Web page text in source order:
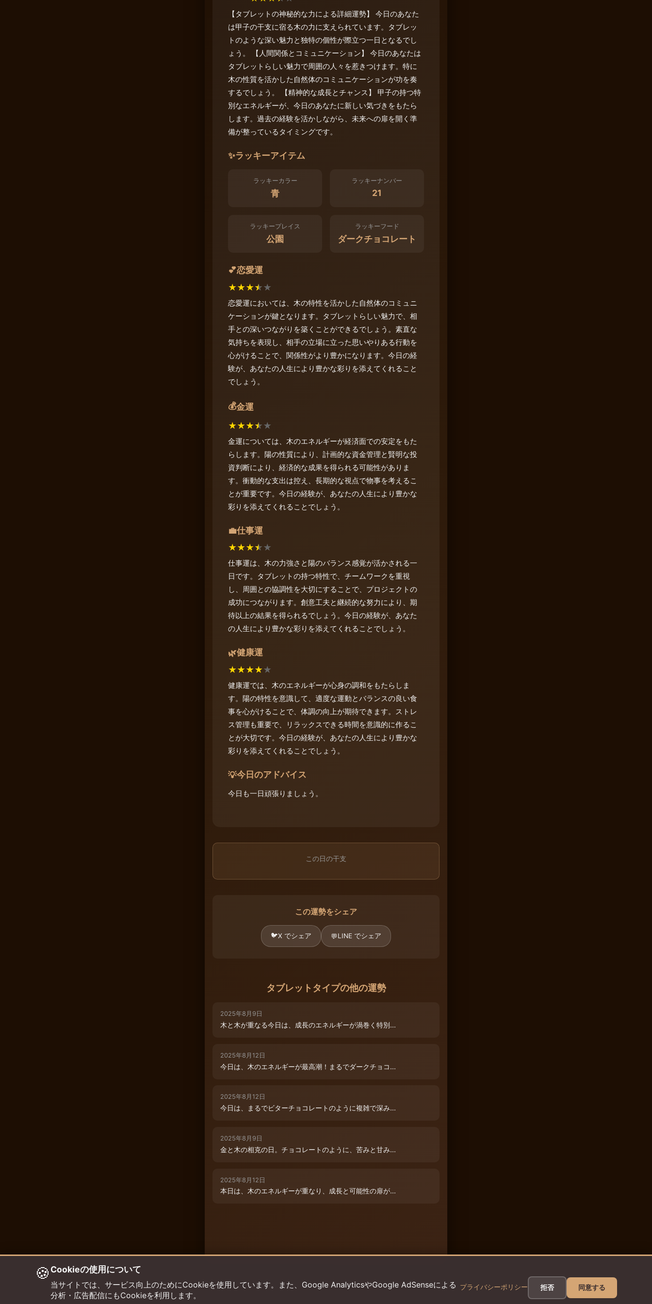
【タブレットの神秘的な力による詳細運勢】 今日のあなた
は甲子の干支に宿る木の力に支えられています。タブレッ
トのような深い魅力と独特の個性が際立つ一日となるでし
ょう。 【人間関係とコミュニケーション】 今日のあなたは
タブレットらしい魅力で周囲の人々を惹きつけます。特に
木の性質を活かした自然体のコミュニケーションが功を奏
するでしょう。 【精神的な成長とチャンス】 甲子の持つ特
別なエネルギーが、今日のあなたに新しい気づきをもたら
します。過去の経験を活かしながら、未来への扉を開く準
備が整っているタイミングです。
✨ラッキーアイテム
ラッキーカラー
青
ラッキーナンバー
21
ラッキープレイス
公園
ラッキーフード
ダークチョコレート
💕恋愛運
★★★★★
恋愛運においては、木の特性を活かした自然体のコミュニ
ケーションが鍵となります。タブレットらしい魅力で、相
手との深いつながりを築くことができるでしょう。素直な
気持ちを表現し、相手の立場に立った思いやりある行動を
心がけることで、関係性がより豊かになります。今日の経
験が、あなたの人生により豊かな彩りを添えてくれること
でしょう。
💰金運
★★★★★
金運については、木のエネルギーが経済面での安定をもた
らします。陽の性質により、計画的な資金管理と賢明な投
資判断により、経済的な成果を得られる可能性がありま
す。衝動的な支出は控え、長期的な視点で物事を考えるこ
とが重要です。今日の経験が、あなたの人生により豊かな
彩りを添えてくれることでしょう。
💼仕事運
★★★★★
仕事運は、木の力強さと陽のバランス感覚が活かされる一
日です。タブレットの持つ特性で、チームワークを重視
し、周囲との協調性を大切にすることで、プロジェクトの
成功につながります。創意工夫と継続的な努力により、期
待以上の結果を得られるでしょう。今日の経験が、あなた
の人生により豊かな彩りを添えてくれることでしょう。
🌿健康運
★★★★★
健康運では、木のエネルギーが心身の調和をもたらしま
す。陽の特性を意識して、適度な運動とバランスの良い食
事を心がけることで、体調の向上が期待できます。ストレ
ス管理も重要で、リラックスできる時間を意識的に作るこ
とが大切です。今日の経験が、あなたの人生により豊かな
彩りを添えてくれることでしょう。
💡今日のアドバイス
今日も一日頑張りましょう。
この日の干支
この運勢をシェア
🐦X でシェア 💬LINE でシェア
タブレットタイプの他の運勢
2025年8月9日
木と木が重なる今日は、成長のエネルギーが渦巻く特別...
2025年8月12日
今日は、木のエネルギーが最高潮！まるでダークチョコ...
2025年8月12日
今日は、まるでビターチョコレートのように複雑で深み...
2025年8月9日
金と木の相克の日。チョコレートのように、苦みと甘み...
2025年8月12日
本日は、木のエネルギーが重なり、成長と可能性の扉が...
🍪 Cookieの使用について
当サイトでは、サービス向上のためにCookieを使用しています。また、Google AnalyticsやGoogle AdSenseによる
分析・広告配信にもCookieを利用します。
プライバシーポリシー 拒否 同意する